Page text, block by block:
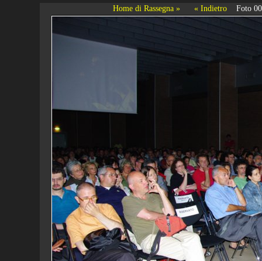
Home di Rassegna » « Indietro Foto